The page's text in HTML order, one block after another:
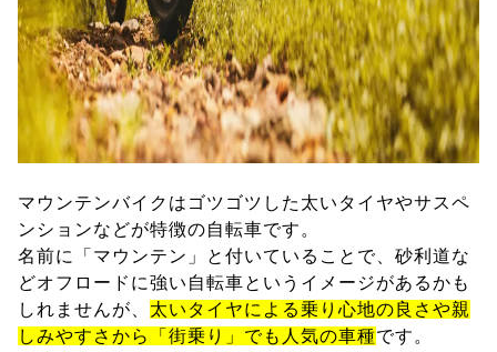
マウンテンバイクはゴツゴツした太いタイヤやサスペ
ンションなどが特徴の自転車です。
名前に「マウンテン」と付いていることで、砂利道な
どオフロードに強い自転車というイメージがあるかも
しれませんが、 太いタイヤによる乗り心地の良さや親
しみやすさから「街乗り」でも人気の車種です。